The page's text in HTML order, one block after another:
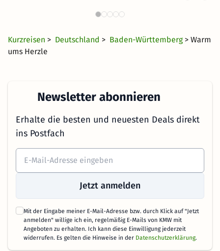
Kurzreisen > Deutschland > Baden-Württemberg > Warm
ums Herzle
Newsletter abonnieren
Erhalte die besten und neuesten Deals direkt
ins Postfach
Jetzt anmelden
Mit der Eingabe meiner E-Mail-Adresse bzw. durch Klick auf "Jetzt
anmelden" willige ich ein, regelmäßig E-Mails von KMW mit
Angeboten zu erhalten. Ich kann diese Einwilligung jederzeit
widerrufen. Es gelten die Hinweise in der Datenschutzerklärung.